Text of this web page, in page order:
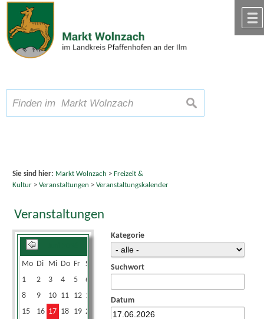
Zum Inhalt,zur Navigation
Schriftgröße A A A suchen
Sie sind hier: Markt Wolnzach > Freizeit &
Kultur> Veranstaltungen > Veranstaltungskalender
Veranstaltungen
Mo Di Mi Do Fr Sa
1
2 3 4 5 6
8
9 10 11 12 13
15
16 17 18 19 20
Kategorie
Suchwort
Datum